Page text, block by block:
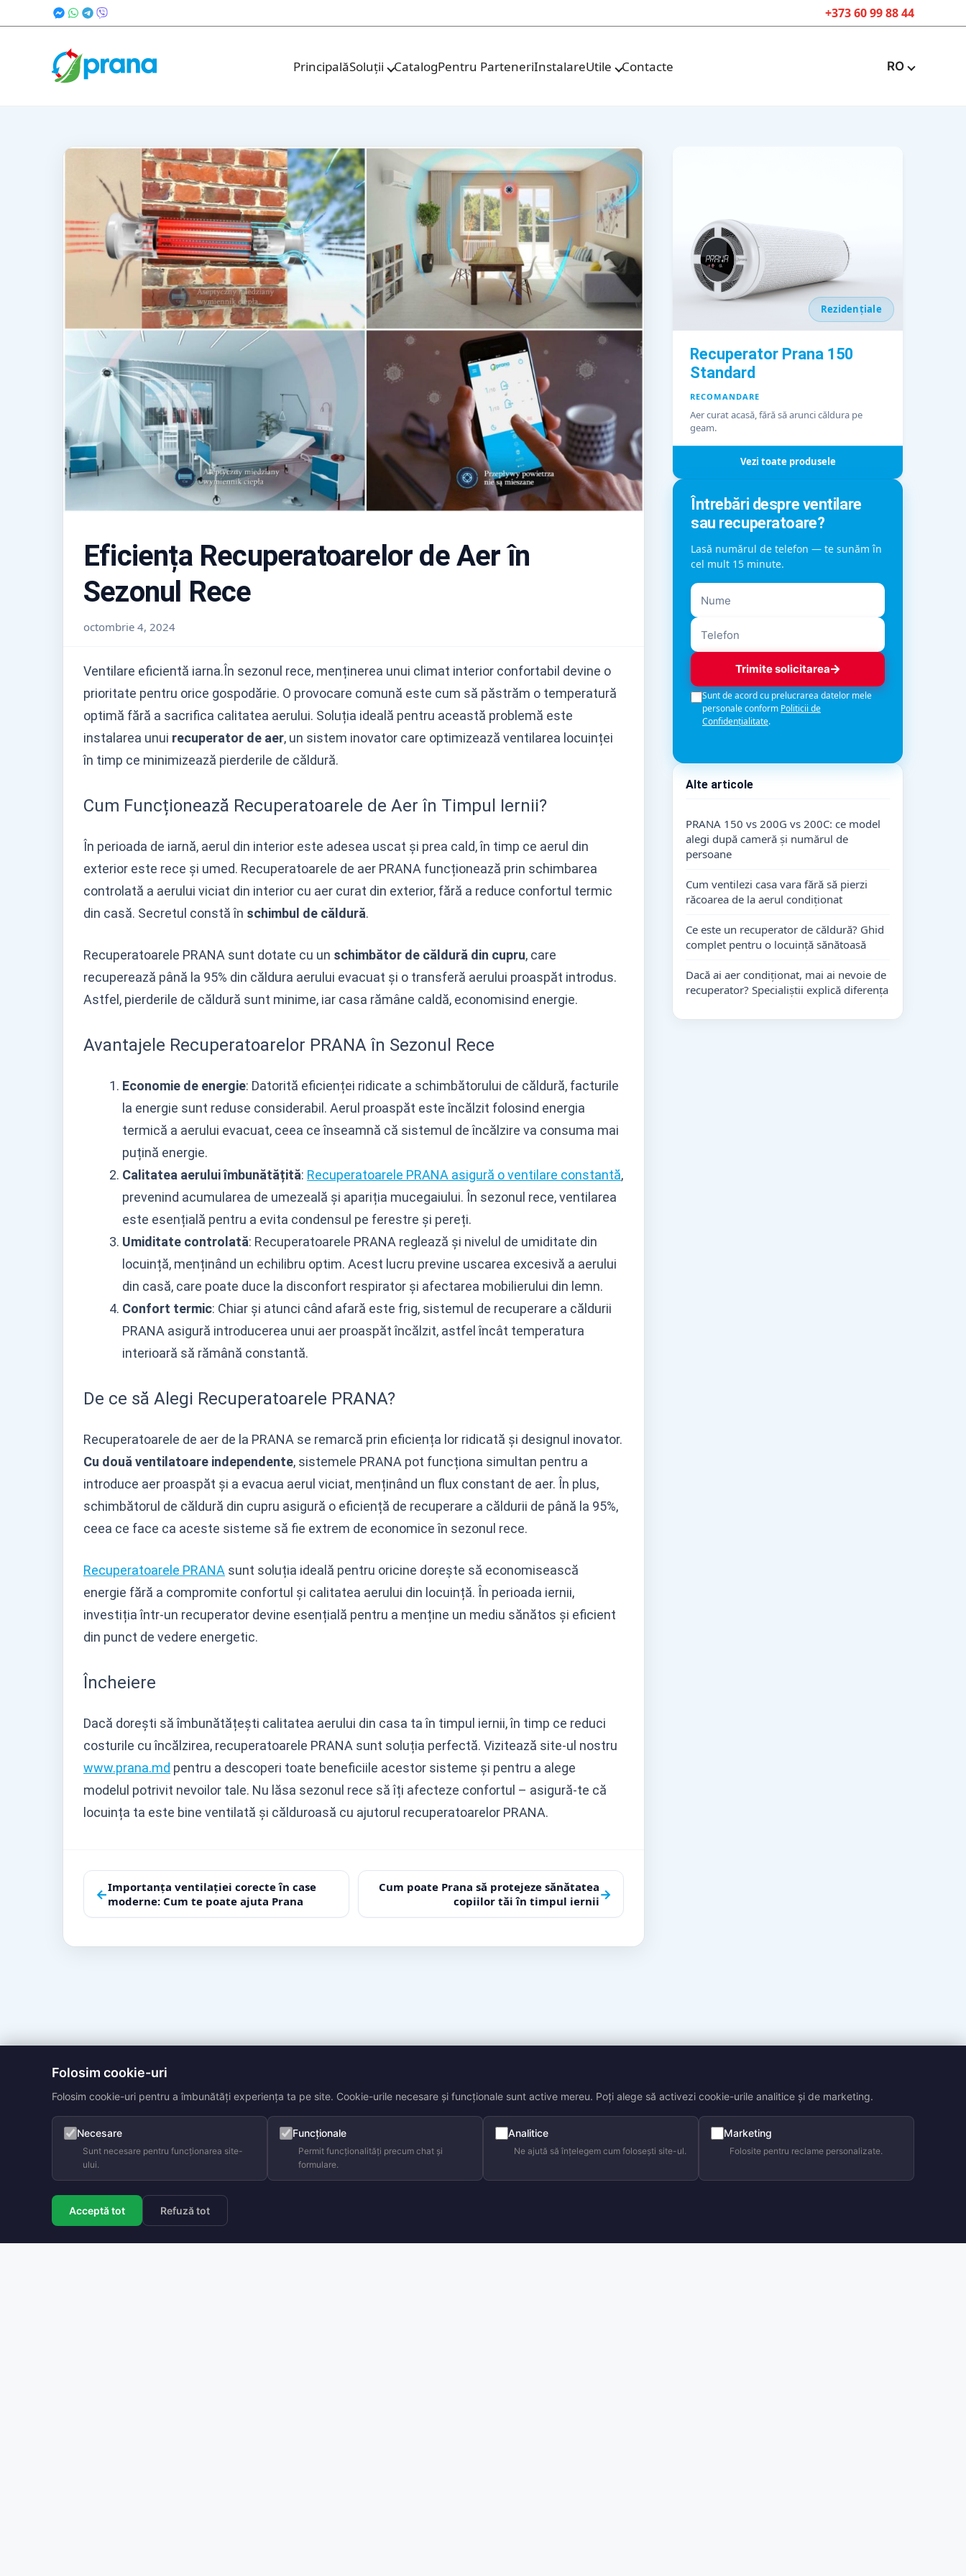
Folosim cookie-uri
Folosim cookie-uri pentru a îmbunătăți experiența ta pe site. Cookie-urile necesare și funcționale sunt active mereu. Poți alege să activezi cookie-urile analitice și de marketing.
Necesare
Sunt necesare pentru funcționarea site-
ului.
Funcționale
Permit funcționalități precum chat și
formulare.
Analitice
Ne ajută să înțelegem cum folosești site-ul.
Marketing
Folosite pentru reclame personalizate.
Acceptă tot Refuză tot
+373 60 99 88 44
PrincipalăSoluții CatalogPentru ParteneriInstalareUtile Contacte RO
Eficiența Recuperatoarelor de Aer în
Sezonul Rece
octombrie 4, 2024
Ventilare eficientă iarna.În sezonul rece, menținerea unui climat interior confortabil devine o
prioritate pentru orice gospodărie. O provocare comună este cum să păstrăm o temperatură
optimă fără a sacrifica calitatea aerului. Soluția ideală pentru această problemă este
instalarea unui recuperator de aer, un sistem inovator care optimizează ventilarea locuinței
în timp ce minimizează pierderile de căldură.
Cum Funcționează Recuperatoarele de Aer în Timpul Iernii?
În perioada de iarnă, aerul din interior este adesea uscat și prea cald, în timp ce aerul din
exterior este rece și umed. Recuperatoarele de aer PRANA funcționează prin schimbarea
controlată a aerului viciat din interior cu aer curat din exterior, fără a reduce confortul termic
din casă. Secretul constă în schimbul de căldură.
Recuperatoarele PRANA sunt dotate cu un schimbător de căldură din cupru, care
recuperează până la 95% din căldura aerului evacuat și o transferă aerului proaspăt introdus.
Astfel, pierderile de căldură sunt minime, iar casa rămâne caldă, economisind energie.
Avantajele Recuperatoarelor PRANA în Sezonul Rece
Economie de energie: Datorită eficienței ridicate a schimbătorului de căldură, facturile
la energie sunt reduse considerabil. Aerul proaspăt este încălzit folosind energia
termică a aerului evacuat, ceea ce înseamnă că sistemul de încălzire va consuma mai
puțină energie.
Calitatea aerului îmbunătățită: Recuperatoarele PRANA asigură o ventilare constantă,
prevenind acumularea de umezeală și apariția mucegaiului. În sezonul rece, ventilarea
este esențială pentru a evita condensul pe ferestre și pereți.
Umiditate controlată: Recuperatoarele PRANA reglează și nivelul de umiditate din
locuință, menținând un echilibru optim. Acest lucru previne uscarea excesivă a aerului
din casă, care poate duce la disconfort respirator și afectarea mobilierului din lemn.
Confort termic: Chiar și atunci când afară este frig, sistemul de recuperare a căldurii
PRANA asigură introducerea unui aer proaspăt încălzit, astfel încât temperatura
interioară să rămână constantă.
De ce să Alegi Recuperatoarele PRANA?
Recuperatoarele de aer de la PRANA se remarcă prin eficiența lor ridicată și designul inovator.
Cu două ventilatoare independente, sistemele PRANA pot funcționa simultan pentru a
introduce aer proaspăt și a evacua aerul viciat, menținând un flux constant de aer. În plus,
schimbătorul de căldură din cupru asigură o eficiență de recuperare a căldurii de până la 95%,
ceea ce face ca aceste sisteme să fie extrem de economice în sezonul rece.
Recuperatoarele PRANA sunt soluția ideală pentru oricine dorește să economisească
energie fără a compromite confortul și calitatea aerului din locuință. În perioada iernii,
investiția într-un recuperator devine esențială pentru a menține un mediu sănătos și eficient
din punct de vedere energetic.
Încheiere
Dacă dorești să îmbunătățești calitatea aerului din casa ta în timpul iernii, în timp ce reduci
costurile cu încălzirea, recuperatoarele PRANA sunt soluția perfectă. Vizitează site-ul nostru
www.prana.md pentru a descoperi toate beneficiile acestor sisteme și pentru a alege
modelul potrivit nevoilor tale. Nu lăsa sezonul rece să îți afecteze confortul – asigură-te că
locuința ta este bine ventilată și călduroasă cu ajutorul recuperatoarelor PRANA.
Navigare
în
articole
←Importanța ventilației corecte în case
moderne: Cum te poate ajuta Prana
Cum poate Prana să protejeze sănătatea
copiilor tăi în timpul iernii→
Rezidențiale
Recuperator Prana 150
Standard
RECOMANDARE
Aer curat acasă, fără să arunci căldura pe
geam.
Vezi toate produsele
Întrebări despre ventilare
sau recuperatoare?
Lasă numărul de telefon — te sunăm în
cel mult 15 minute.
Trimite solicitarea
Sunt de acord cu prelucrarea datelor mele
personale conform Politicii de
Confidențialitate.
Alte articole
PRANA 150 vs 200G vs 200C: ce model
alegi după cameră și numărul de
persoane
Cum ventilezi casa vara fără să pierzi
răcoarea de la aerul condiționat
Ce este un recuperator de căldură? Ghid
complet pentru o locuință sănătoasă
Dacă ai aer condiționat, mai ai nevoie de
recuperator? Specialiștii explică diferența